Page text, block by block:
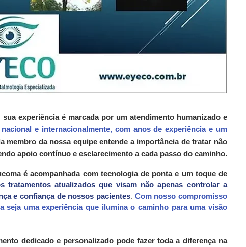
experiência é marcada por um atendimento humanizado e
e internacionalmente, com anos de experiência e um
membro da nossa equipe entende a importância de tratar não
apoio contínuo e esclarecimento a cada passo do caminho.
é acompanhada com tecnologia de ponta e um toque de
tratamentos atualizados que visam não apenas controlar a
e confiança de nossos pacientes. Com nosso compromisso
seja uma experiência que ilumina o caminho para uma visão
dedicado e personalizado pode fazer toda a diferença na